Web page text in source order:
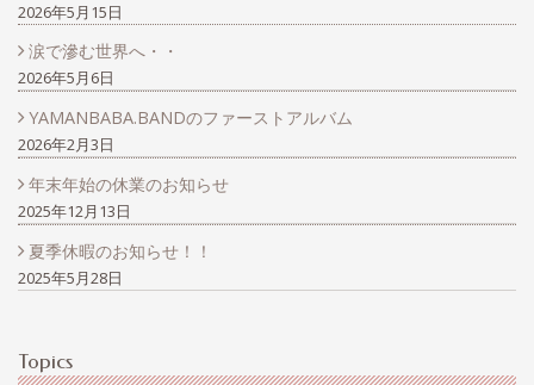
2026年5月15日
涙で滲む世界へ・・
2026年5月6日
YAMANBABA.BANDのファーストアルバム
2026年2月3日
年末年始の休業のお知らせ
2025年12月13日
夏季休暇のお知らせ！！
2025年5月28日
Topics